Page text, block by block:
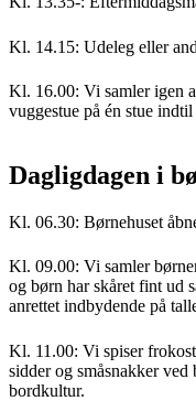
Kl. 14.15: Udeleg eller
Kl. 16.00: Vi samler igen
vuggestue på én stue
Dagligdagen i
Kl. 06.30: Børnehuset
Kl. 09.00: Vi samler
og børn har skåret fint ud
anrettet indbydende på
Kl. 11.00: Vi spiser
sidder og småsnakker
bordkultur.